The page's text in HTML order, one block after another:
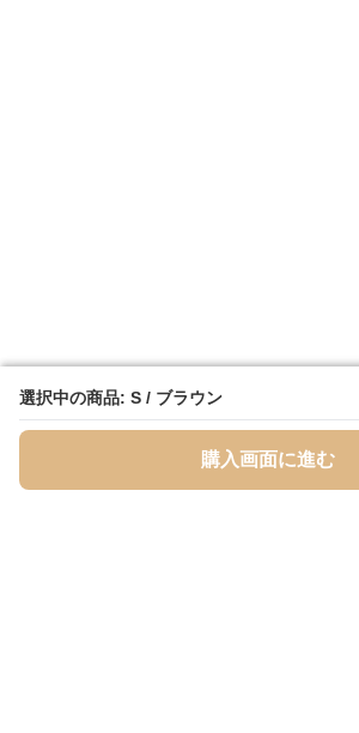
選択中の商品: S / ブラウン
購入画面に進む
選択中の商品: S / ブラウン
購入画面に進む